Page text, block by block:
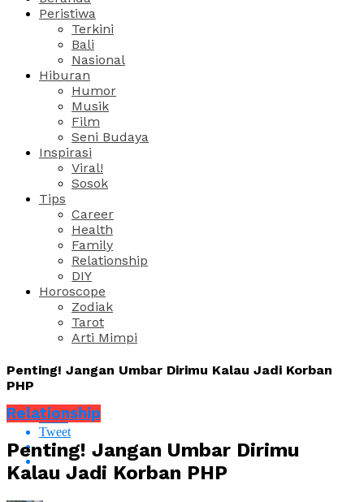
Peristiwa
Terkini
Bali
Nasional
Hiburan
Humor
Musik
Film
Seni Budaya
Inspirasi
Viral!
Sosok
Tips
Career
Health
Family
Relationship
DIY
Horoscope
Zodiak
Tarot
Arti Mimpi
Penting! Jangan Umbar Dirimu Kalau Jadi Korban
PHP
Share
Tweet
Relationship
Penting! Jangan Umbar Dirimu
Kalau Jadi Korban PHP